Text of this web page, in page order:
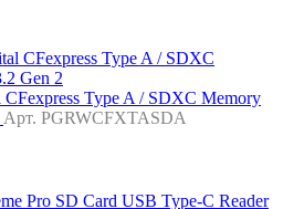
Type A / SDXC Memory
Арт. PGRWCFXTASDA